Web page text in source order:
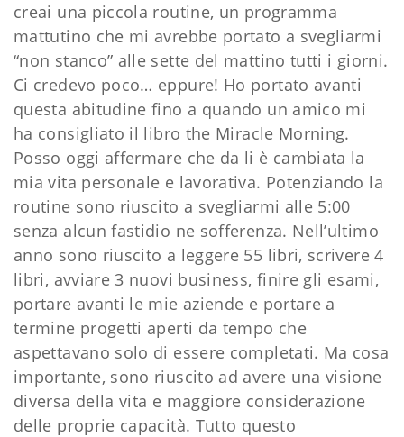
creai una piccola routine, un programma
mattutino che mi avrebbe portato a svegliarmi
“non stanco” alle sette del mattino tutti i giorni.
Ci credevo poco… eppure! Ho portato avanti
questa abitudine fino a quando un amico mi
ha consigliato il libro the Miracle Morning.
Posso oggi affermare che da li è cambiata la
mia vita personale e lavorativa. Potenziando la
routine sono riuscito a svegliarmi alle 5:00
senza alcun fastidio ne sofferenza. Nell’ultimo
anno sono riuscito a leggere 55 libri, scrivere 4
libri, avviare 3 nuovi business, finire gli esami,
portare avanti le mie aziende e portare a
termine progetti aperti da tempo che
aspettavano solo di essere completati. Ma cosa
importante, sono riuscito ad avere una visione
diversa della vita e maggiore considerazione
delle proprie capacità. Tutto questo